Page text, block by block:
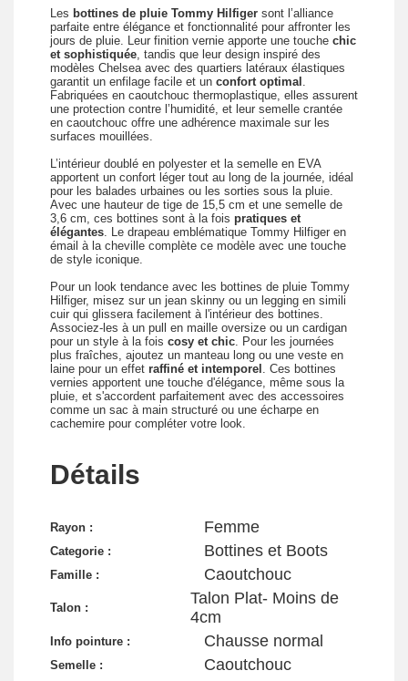
Les bottines de pluie Tommy Hilfiger sont l’alliance
parfaite entre élégance et fonctionnalité pour affronter les
jours de pluie. Leur finition vernie apporte une touche chic
et sophistiquée , tandis que leur design inspiré des
modèles Chelsea avec des quartiers latéraux élastiques
garantit un enfilage facile et un confort optimal
Fabriquées en caoutchouc thermoplastique, elles assurent
une protection contre l’humidité, et leur semelle crantée
en caoutchouc offre une adhérence maximale sur les
surfaces mouillées.
L’intérieur doublé en polyester et la semelle en EVA
apportent un confort léger tout au long de la journée, idéal
pour les balades urbaines ou les sorties sous la pluie.
Avec une hauteur de tige de 15,5 cm et une semelle de
3,6 cm, ces bottines sont à la fois pratiques et
élégantes . Le drapeau emblématique Tommy Hilfiger en
émail à la cheville complète ce modèle avec une touche
de style iconique.
Pour un look tendance avec les bottines de pluie Tommy
Hilfiger, misez sur un jean skinny ou un legging en simili
cuir qui glissera facilement à l'intérieur des bottines.
Associez-les à un pull en maille oversize ou un cardigan
pour un style à la fois cosy et chic . Pour les journées
plus fraîches, ajoutez un manteau long ou une veste en
laine pour un effet raffiné et intemporel
. Ces bottines
vernies apportent une touche d'élégance, même sous la
pluie, et s'accordent parfaitement avec des accessoires
comme un sac à main structuré ou une écharpe en
cachemire pour compléter votre look.
Détails
Rayon : Femme
Categorie : Bottines et Boots
Famille : Caoutchouc
Talon :
Talon Plat- Moins de
4cm
Info pointure : Chausse normal
Semelle :
Caoutchouc